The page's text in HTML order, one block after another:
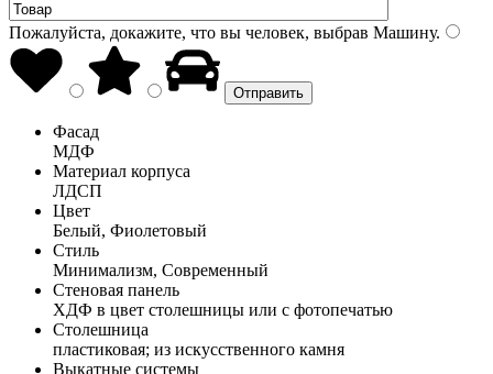
Пожалуйста, докажите, что вы человек, выбрав Машину.
Фасад
МДФ
Материал корпуса
ЛДСП
Цвет
Белый, Фиолетовый
Стиль
Минимализм, Современный
Стеновая панель
ХДФ в цвет столешницы или с фотопечатью
Столешница
пластиковая; из искусственного камня
Выкатные системы